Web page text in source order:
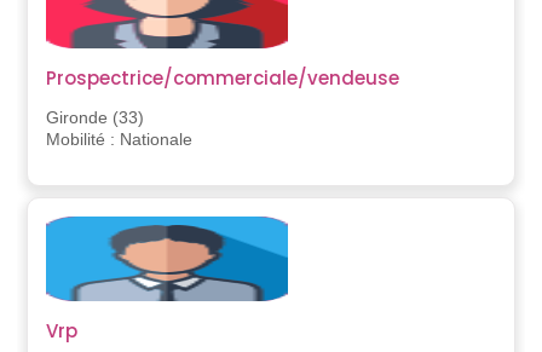
Prospectrice/commerciale/vendeuse
Gironde (33)
Mobilité : Nationale
Vrp